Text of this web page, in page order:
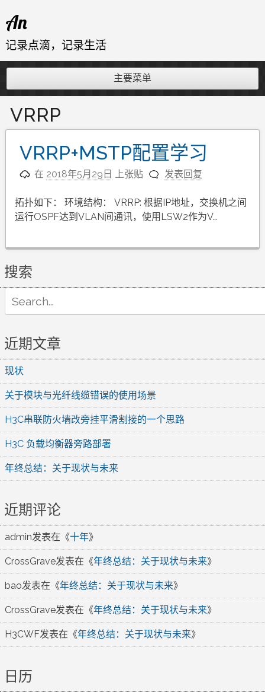
至
内
An
记录点滴，记录生活
主要菜单
VRRP
VRRP+MSTP配置学习
在 2018年5月29日 上张贴 发表回复
拓扑如下： 环境结构： VRRP: 根据IP地址，交换机之间
运行OSPF达到VLAN间通讯，使用LSW2作为V…
搜索
for:
近期文章
现状
关于模块与光纤线缆错误的使用场景
H3C串联防火墙改旁挂平滑割接的一个思路
H3C 负载均衡器旁路部署
年终总结：关于现状与未来
近期评论
admin发表在《十年》
CrossGrave发表在《年终总结：关于现状与未来》
bao发表在《年终总结：关于现状与未来》
CrossGrave发表在《年终总结：关于现状与未来》
H3CWF发表在《年终总结：关于现状与未来》
日历